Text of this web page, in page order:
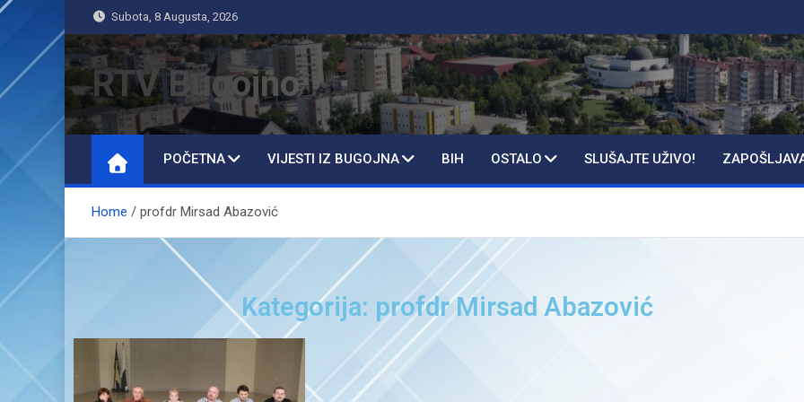
Subota, 8 Augusta, 2026
RTV Bugojno
POČETNA VIJESTI IZ BUGOJNA BIH OSTALO SLUŠAJTE UŽIVO!
Home profdr Mirsad Abazović
Kategorija: profdr Mirsad Abazović